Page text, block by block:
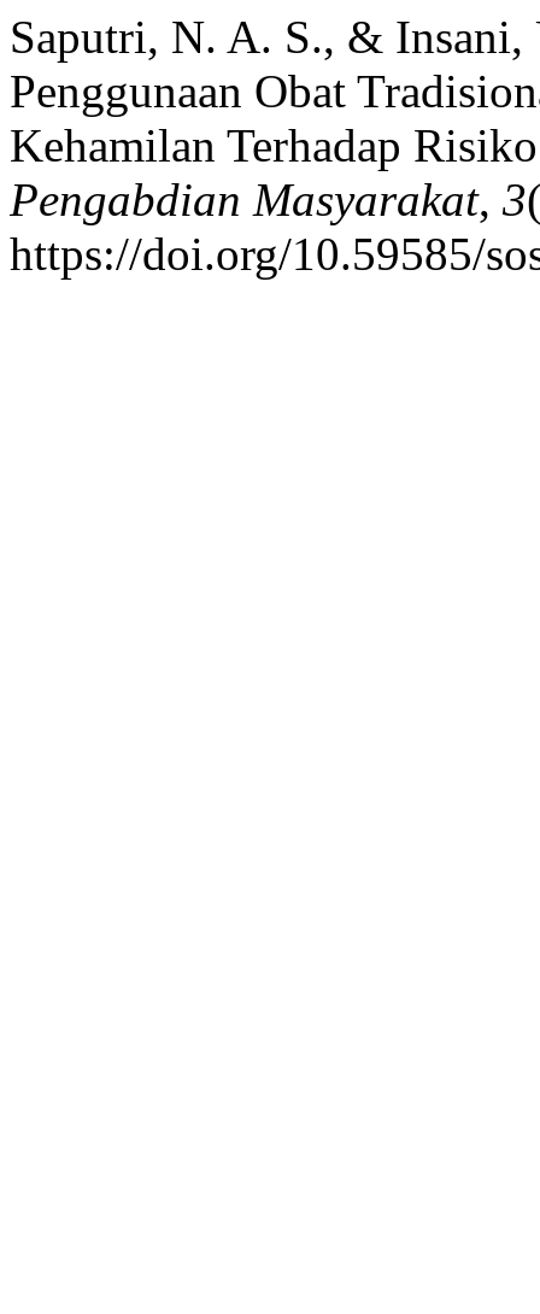
Saputri, N. A. S., & Insani,
Penggunaan Obat
Kehamilan Terhadap
Pengabdian Masyarakat, 3
https://doi.org/10.59585/